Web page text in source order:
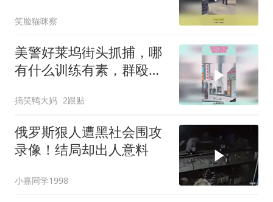
笑脸猫咪察
美警好莱坞街头抓捕，哪
有什么训练有素，群殴才
搞笑鸭大妈 2跟贴
俄罗斯狠人遭黑社会围攻
录像！结局却出人意料
小嘉同学1998